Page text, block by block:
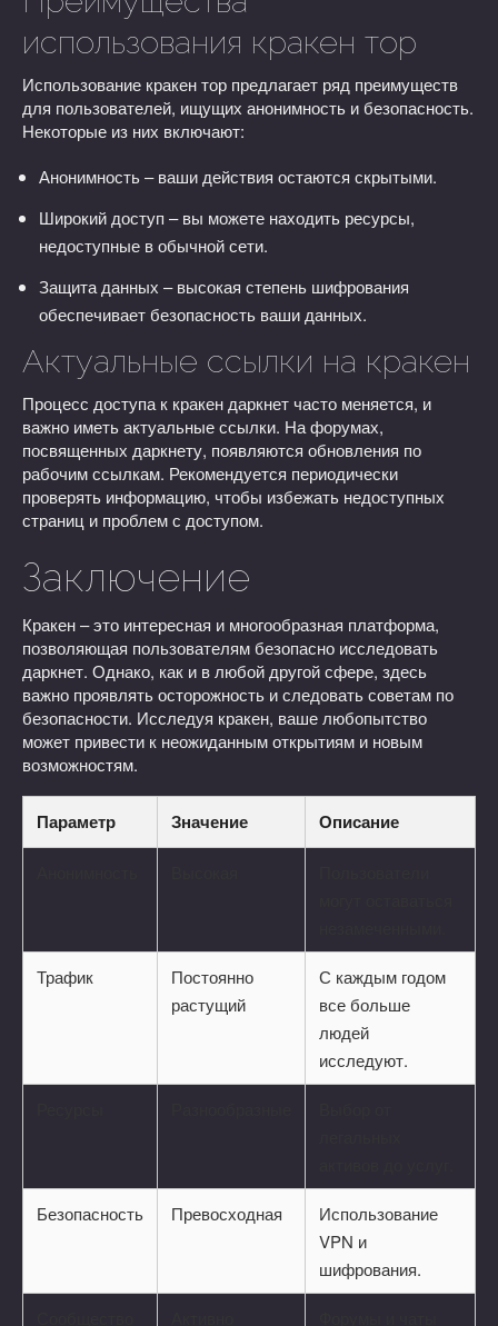
использования кракен тор
Использование кракен тор предлагает ряд преимуществ
для пользователей, ищущих анонимность и безопасность.
Некоторые из них включают:
Анонимность – ваши действия остаются скрытыми.
Широкий доступ – вы можете находить ресурсы,
недоступные в обычной сети.
Защита данных – высокая степень шифрования
обеспечивает безопасность ваши данных.
Актуальные ссылки на кракен
Процесс доступа к кракен даркнет часто меняется, и
важно иметь актуальные ссылки. На форумах,
посвященных даркнету, появляются обновления по
рабочим ссылкам. Рекомендуется периодически
проверять информацию, чтобы избежать недоступных
страниц и проблем с доступом.
Заключение
Кракен – это интересная и многообразная платформа,
позволяющая пользователям безопасно исследовать
даркнет. Однако, как и в любой другой сфере, здесь
важно проявлять осторожность и следовать советам по
безопасности. Исследуя кракен, ваше любопытство
может привести к неожиданным открытиям и новым
возможностям.
Параметр Значение Описание
Трафик
Постоянно
растущий
С каждым годом
все больше
людей
исследуют.
Безопасность Превосходная
Использование
VPN и
шифрования.